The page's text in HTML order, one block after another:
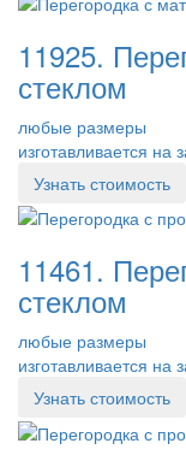
11925.
стеклом
любые размеры
изготавливается на
Узнать стоимость
11461.
стеклом
любые размеры
изготавливается на
Узнать стоимость